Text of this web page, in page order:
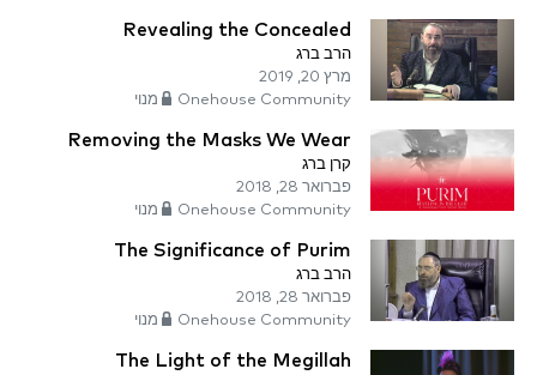
Revealing the Concealed
הרב ברג
מרץ 20, 2019
Onehouse Community מנוי
Removing the Masks We Wear
קרן ברג
פברואר 28, 2018
Onehouse Community מנוי
The Significance of Purim
הרב ברג
פברואר 28, 2018
Onehouse Community מנוי
The Light of the Megillah